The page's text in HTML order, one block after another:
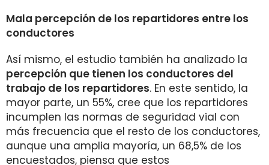
Mala percepción de los repartidores entre los
conductores
Así mismo, el estudio también ha analizado la
percepción que tienen los conductores del
trabajo de los repartidores. En este sentido, la
mayor parte, un 55%, cree que los repartidores
incumplen las normas de seguridad vial con
más frecuencia que el resto de los conductores,
aunque una amplia mayoría, un 68,5% de los
encuestados, piensa que estos